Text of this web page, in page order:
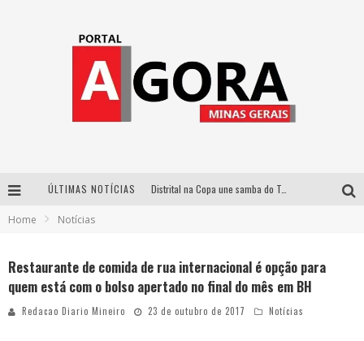
ÚLTIMAS NOTÍCIAS Distrital na Copa une samba do Trem dos Onze, acervo do Museu do Mineirão e transmissão em 4K para duelo contra o Haiti
Zeca Baleiro e Swami Jr. estreiam em Belo Horizonte o show em homenagem a Dolores Duran, marcando o encerramento da edição comemorativa dos dez anos do projeto “Uma voz, um instrumento”
Home Notícias
Restaurante de comida de rua internacional é opção para
quem está com o bolso apertado no final do mês em BH
Redacao Diario Mineiro 23 de outubro de 2017 Notícias